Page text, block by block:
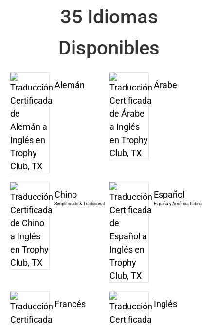
35 Idiomas
Disponibles
Alemán Árabe
Chino
Simplificado & Tradicional
Español
España y América Latina
Francés Inglés